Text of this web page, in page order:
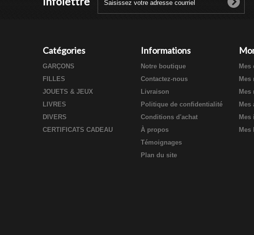
Catégories
GARÇONS
FILLES
JOUETS & JEUX
LIVRES
DIVERS
CERTIFICATS CADEAU
Informations
Notre boutique
Contactez-nous
Livraison
Politique de confidentialité
Conditions d'achat
À propos
Témoignages
Plan du site
Mes
Mes
Mes
Mes
Mes